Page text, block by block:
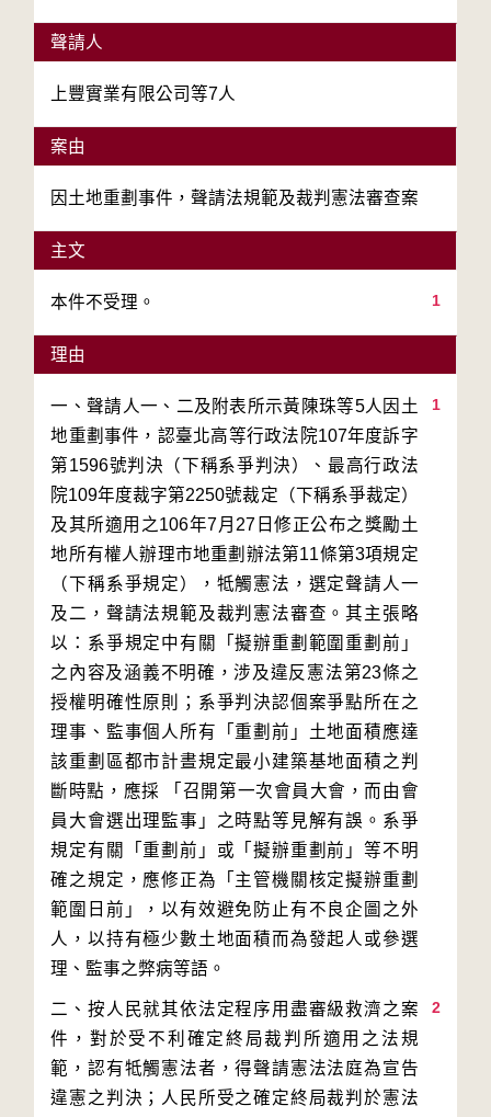
聲請人
上豐實業有限公司等7人
案由
因土地重劃事件，聲請法規範及裁判憲法審查案
主文
1
理由
1
一、聲請人一、二及附表所示黃陳珠等5人因土
地重劃事件，認臺北高等行政法院107年度訴字
第1596號判決（下稱系爭判決）、最高行政法
院109年度裁字第2250號裁定（下稱系爭裁定）
及其所適用之106年7月27日修正公布之獎勵土
地所有權人辦理市地重劃辦法第11條第3項規定
（下稱系爭規定），牴觸憲法，選定聲請人一
及二，聲請法規範及裁判憲法審查。其主張略
以：系爭規定中有關「擬辦重劃範圍重劃前」
之內容及涵義不明確，涉及違反憲法第23條之
授權明確性原則；系爭判決認個案爭點所在之
理事、監事個人所有「重劃前」土地面積應達
該重劃區都市計晝規定最小建築基地面積之判
斷時點，應採 「召開第一次會員大會，而由會
員大會選出理監事」之時點等見解有誤。系爭
規定有關「重劃前」或「擬辦重劃前」等不明
確之規定，應修正為「主管機關核定擬辦重劃
範圍日前」，以有效避免防止有不良企圖之外
人，以持有極少數土地面積而為發起人或參選
2
二、按人民就其依法定程序用盡審級救濟之案
件，對於受不利確定終局裁判所適用之法規
範，認有牴觸憲法者，得聲請憲法法庭為宣告
違憲之判決；人民所受之確定終局裁判於憲法